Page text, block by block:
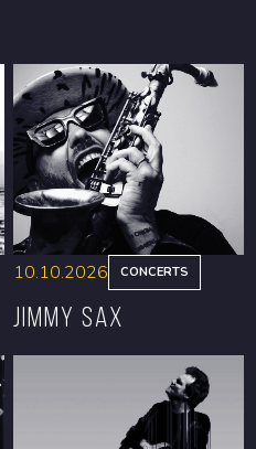
RÉSERVER
10.10.2026 CONCERTS
Jimmy Sax